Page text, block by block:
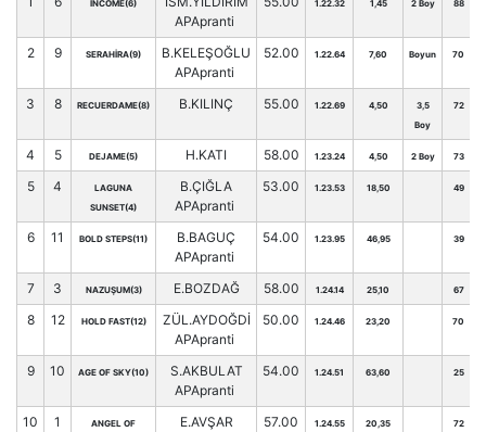
INCOME(6)
APApranti
1.22.32 1,45 2 Boy 88
2 9 SERAHİRA(9)
B.KELEŞOĞLU
APApranti
52.00 1.22.64 7,60 Boyun 70
3 8 RECUERDAME(8) B.KILINÇ 55.00 1.22.69 4,50
3,5
Boy
72
4 5 DEJAME(5) H.KATI 58.00 1.23.24 4,50 2 Boy 73
5 4
LAGUNA
SUNSET(4)
B.ÇIĞLA
APApranti
53.00 1.23.53 18,50 49
6 11 BOLD STEPS(11)
B.BAGUÇ
APApranti
54.00 1.23.95 46,95 39
7 3 NAZUŞUM(3) E.BOZDAĞ 58.00 1.24.14 25,10 67
8 12 HOLD FAST(12)
ZÜL.AYDOĞDİ
APApranti
50.00 1.24.46 23,20 70
9 10 AGE OF SKY(10)
S.AKBULAT
APApranti
54.00 1.24.51 63,60 25
10 1
ANGEL OF
E.AVŞAR
57.00 1.24.55 20,35 72